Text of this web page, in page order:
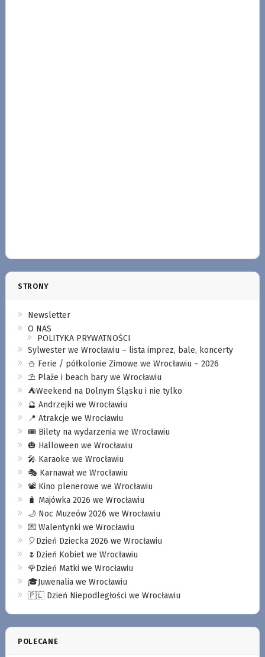
STRONY
Newsletter
O NAS
POLITYKA PRYWATNOŚCI
Sylwester we Wrocławiu – lista imprez, bale, koncerty
⛄️ Ferie / półkolonie Zimowe we Wrocławiu – 2026
⛱️ Plaże i beach bary we Wrocławiu
⛺️Weekend na Dolnym Śląsku i nie tylko
🔮 Andrzejki we Wrocławiu
📍 Atrakcje we Wrocławiu
🎟️ Bilety na wydarzenia we Wrocławiu
🎃 Halloween we Wrocławiu
🎤 Karaoke we Wrocławiu
🎭 Karnawał we Wrocławiu
📽️ Kino plenerowe we Wrocławiu
🧳 Majówka 2026 we Wrocławiu
🌙 Noc Muzeów 2026 we Wrocławiu
💌 Walentynki we Wrocławiu
🎈Dzień Dziecka 2026 we Wrocławiu
🌷Dzień Kobiet we Wrocławiu
🌹Dzień Matki we Wrocławiu
🎓Juwenalia we Wrocławiu
🇵🇱 Dzień Niepodległości we Wrocławiu
POLECANE